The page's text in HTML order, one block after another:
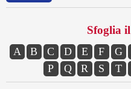
Sfoglia
A B C D E F G
P
Q R S T